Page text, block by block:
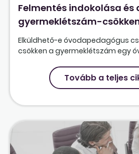
Felmentés indokolása és
gyermeklétszám-
Elküldhető-e óvodapedagógus
csökken a gyermeklétszám egy
Tovább a teljes